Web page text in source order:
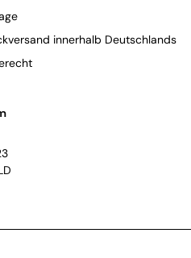
innerhalb Deutschlands